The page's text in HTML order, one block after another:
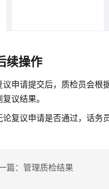
续操作
议申请提交后，质检员会根
复议结果。
论复议申请是否通过，话务
篇：管理质检结果